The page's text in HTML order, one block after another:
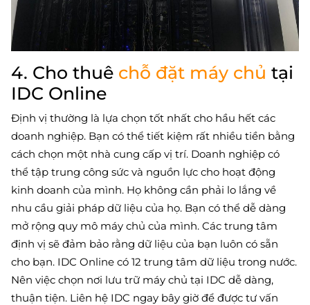
4. Cho thuê chỗ đặt máy chủ tại
IDC Online
Định vị thường là lựa chọn tốt nhất cho hầu hết các
doanh nghiệp. Bạn có thể tiết kiệm rất nhiều tiền bằng
cách chọn một nhà cung cấp vị trí. Doanh nghiệp có
thể tập trung công sức và nguồn lực cho hoạt động
kinh doanh của mình. Họ không cần phải lo lắng về
nhu cầu giải pháp dữ liệu của họ. Bạn có thể dễ dàng
mở rộng quy mô máy chủ của mình. Các trung tâm
định vị sẽ đảm bảo rằng dữ liệu của bạn luôn có sẵn
cho bạn. IDC Online có 12 trung tâm dữ liệu trong nước.
Nên việc chọn nơi lưu trữ máy chủ tại IDC dễ dàng,
thuận tiện. Liên hệ IDC ngay bây giờ để được tư vấn